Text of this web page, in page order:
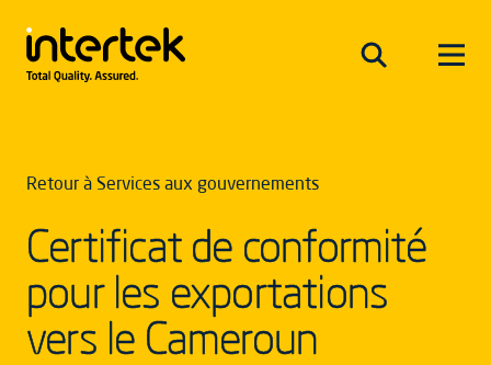
Retour à Services aux gouvernements
Certificat de conformité
pour les exportations
vers le Cameroun